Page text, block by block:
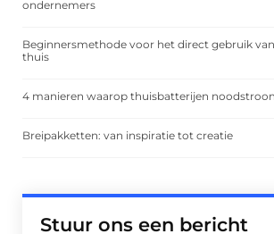
ondernemers
Beginnersmethode voor het direct gebruik
thuis
4 manieren waarop thuisbatterijen
Breipakketten: van inspiratie tot creatie
Stuur ons een bericht